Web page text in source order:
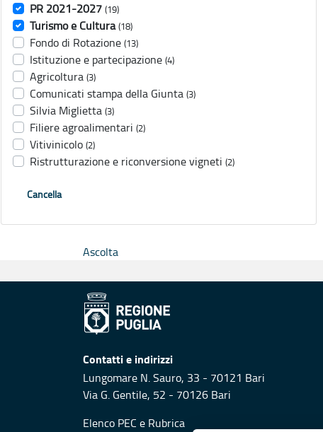
PR 2021-2027 (19)
Turismo e Cultura (18)
Fondo di Rotazione (13)
Istituzione e partecipazione (4)
Agricoltura (3)
Comunicati stampa della Giunta (3)
Silvia Miglietta (3)
Filiere agroalimentari (2)
Vitivinicolo (2)
Ristrutturazione e riconversione vigneti (2)
Cancella
Ascolta
Contatti e indirizzi
Lungomare N. Sauro, 33 - 70121 Bari
Via G. Gentile, 52 - 70126 Bari
Elenco PEC e Rubrica